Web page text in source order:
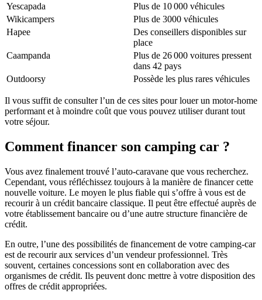
Yescapada
Plus de 10 000 véhicules
Wikicampers
Plus de 3000 véhicules
Hapee
Des conseillers disponibles sur
place
Caampanda
Plus de 26 000 voitures pressent
dans 42 pays
Outdoorsy
Possède les plus rares véhicules
Il vous suffit de consulter l’un de ces sites pour louer un motor-home
performant et à moindre coût que vous pouvez utiliser durant tout
votre séjour.
Comment financer son camping car ?
Vous avez finalement trouvé l’auto-caravane que vous recherchez.
Cependant, vous réfléchissez toujours à la manière de financer cette
nouvelle voiture. Le moyen le plus fiable qui s’offre à vous est de
recourir à un crédit bancaire classique. Il peut être effectué auprès de
votre établissement bancaire ou d’une autre structure financière de
crédit.
En outre, l’une des possibilités de financement de votre camping-car
est de recourir aux services d’un vendeur professionnel. Très
souvent, certaines concessions sont en collaboration avec des
organismes de crédit. Ils peuvent donc mettre à votre disposition des
offres de crédit appropriées.